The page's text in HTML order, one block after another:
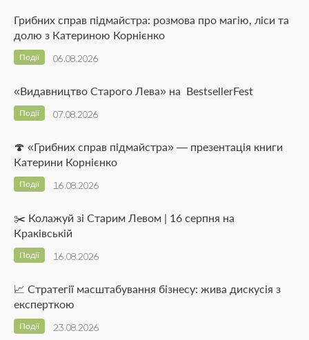
Грибних справ підмайстра: розмова про магію, ліси та
долю з Катериною Корнієнко
06.08.2026
Події
«Видавництво Старого Лева» на BestsellerFest
07.08.2026
Події
🍄 «Грибних справ підмайстра» — презентація книги
Катерини Корнієнко
16.08.2026
Події
✂️ Колажуй зі Старим Левом | 16 серпня на
Краківській
16.08.2026
Події
📈 Стратегії масштабування бізнесу: жива дискусія з
експерткою
23.08.2026
Події